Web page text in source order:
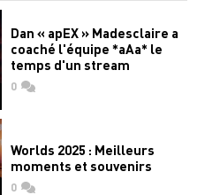
Dan « apEX » Madesclaire a
coaché l'équipe *aAa* le
temps d'un stream
0commentaires
Worlds 2025 : Meilleurs
moments et souvenirs
0commentaires